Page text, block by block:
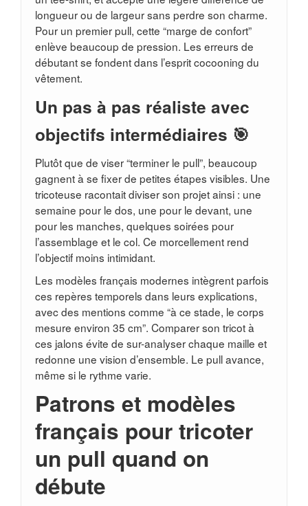
longueur ou de largeur sans perdre son charme.
Pour un premier pull, cette “marge de confort”
enlève beaucoup de pression. Les erreurs de
débutant se fondent dans l’esprit cocooning du
vêtement.
Un pas à pas réaliste avec
objectifs intermédiaires 🎯
Plutôt que de viser “terminer le pull”, beaucoup
gagnent à se fixer de petites étapes visibles. Une
tricoteuse racontait diviser son projet ainsi : une
semaine pour le dos, une pour le devant, une
pour les manches, quelques soirées pour
l’assemblage et le col. Ce morcellement rend
l’objectif moins intimidant.
Les modèles français modernes intègrent parfois
ces repères temporels dans leurs explications,
avec des mentions comme “à ce stade, le corps
mesure environ 35 cm”. Comparer son tricot à
ces jalons évite de sur-analyser chaque maille et
redonne une vision d’ensemble. Le pull avance,
même si le rythme varie.
Patrons et modèles
français pour tricoter
un pull quand on
débute